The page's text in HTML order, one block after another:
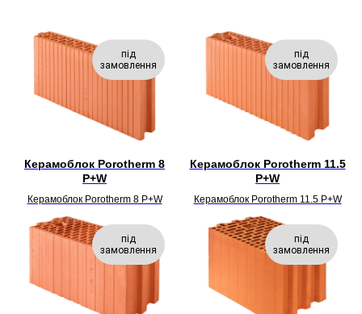
під
замовлення
Керамоблок Porotherm 8
P+W
Керамоблок Porotherm 8 P+W
під
замовлення
Керамоблок Porotherm 11.5
P+W
Керамоблок Porotherm 11.5 P+W
під
замовлення
під
замовлення